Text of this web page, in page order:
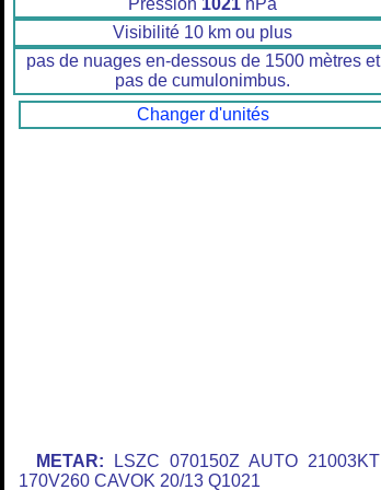
Pression 1021 hPa
Visibilité 10 km ou plus
pas de nuages en-dessous de 1500 mètres et
pas de cumulonimbus.
Changer d'unités
METAR: LSZC 070150Z AUTO 21003KT
170V260 CAVOK 20/13 Q1021